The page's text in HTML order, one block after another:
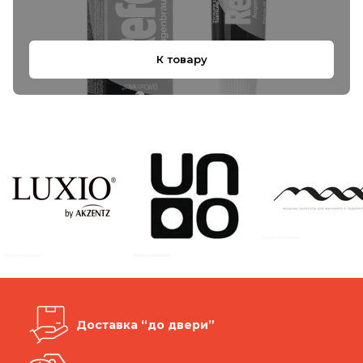
К товару
Доставка “до двери”